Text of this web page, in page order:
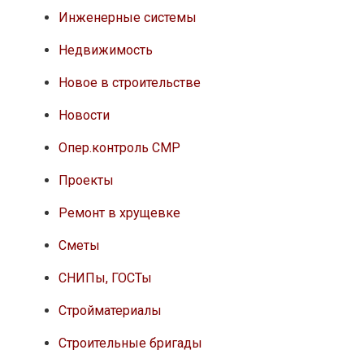
Инженерные системы
Недвижимость
Новое в строительстве
Новости
Опер.контроль СМР
Проекты
Ремонт в хрущевке
Сметы
СНИПы, ГОСТы
Стройматериалы
Строительные бригады